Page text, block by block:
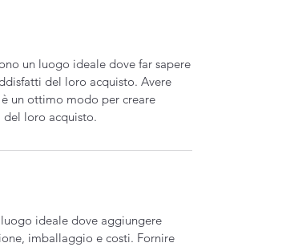
un luogo ideale dove far sapere
del loro acquisto. Avere
un ottimo modo per creare
del loro acquisto.
ideale dove aggiungere
imballaggio e costi. Fornire